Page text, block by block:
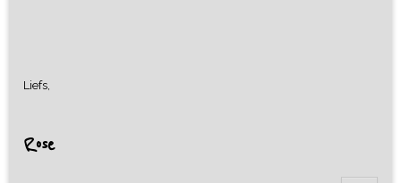
Liefs,
Rose